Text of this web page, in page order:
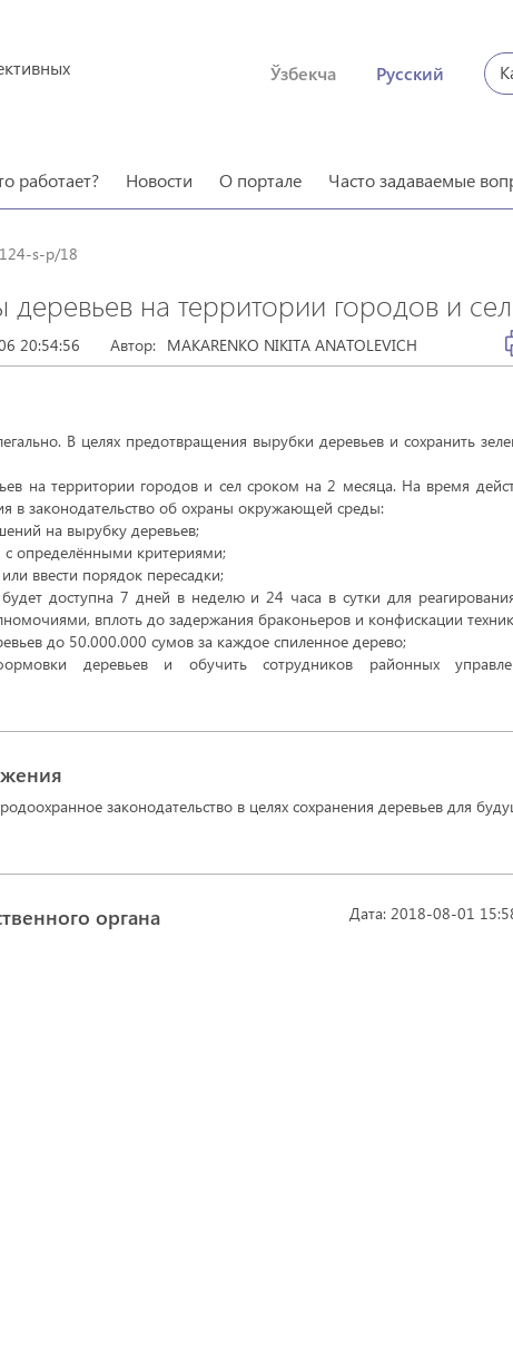
Ўзбекча Русский
работает? Новости О портале Часто задаваемые
124-s-p/18
на территории городов и сел
20:54:56 Автор: MAKARENKO NIKITA ANATOLEVICH
В целях предотвращения вырубки деревьев и сохранить
на территории городов и сел сроком на 2 месяца. На время
в законодательство об охраны окружающей среды:
на вырубку деревьев;
определёнными критериями;
ввести порядок пересадки;
доступна 7 дней в неделю и 24 часа в сутки для
вплоть до задержания браконьеров и конфискации
до 50.000.000 сумов за каждое спиленное дерево;
деревьев и обучить сотрудников районных
законодательство в целях сохранения деревьев для
органа Дата: 2018-08-01